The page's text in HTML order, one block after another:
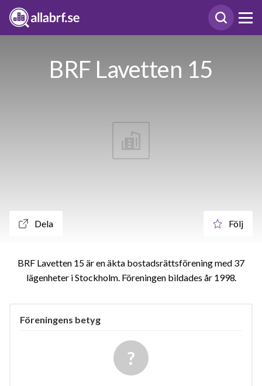
BRF Lavetten 15
Dela Följ
BRF Lavetten 15 är en äkta bostadsrättsförening med 37
lägenheter i Stockholm. Föreningen bildades år 1998
Föreningens betyg